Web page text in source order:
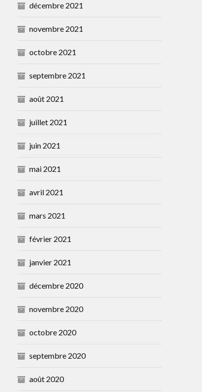
décembre 2021
novembre 2021
octobre 2021
septembre 2021
août 2021
juillet 2021
juin 2021
mai 2021
avril 2021
mars 2021
février 2021
janvier 2021
décembre 2020
novembre 2020
octobre 2020
septembre 2020
août 2020